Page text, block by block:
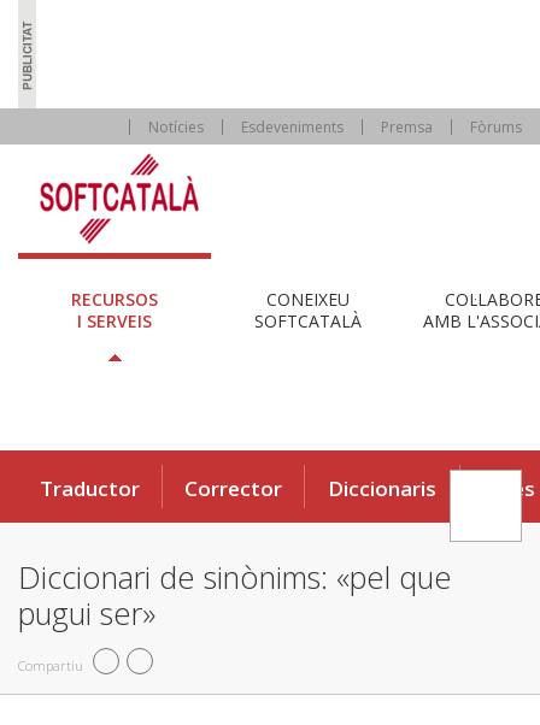
Notícies Esdeveniments Premsa Fòrums
RECURSOS
I SERVEIS
CONEIXEU
SOFTCATALÀ
AMB
Traductor Corrector Diccionaris Eines
Diccionari de sinònims: «pel que
pugui ser»
Compartiu